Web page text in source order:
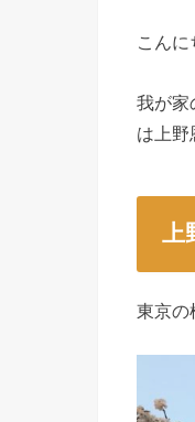
こんに
我が家
は上野
上
東京の